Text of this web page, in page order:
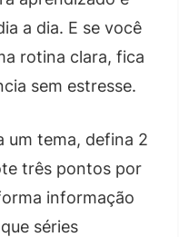
a dia. E se você
rotina clara, fica
sem estresse.
um tema, defina 2
três pontos por
informação
séries